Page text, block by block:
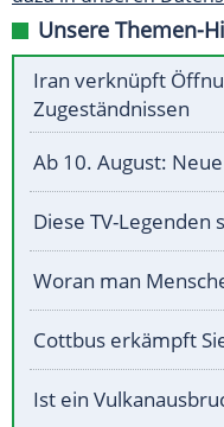
Unsere Themen-
Iran verknüpft
Zugeständnissen
Ab 10. August:
Diese TV-Legenden
Woran man
Cottbus erkämpft
Ist ein